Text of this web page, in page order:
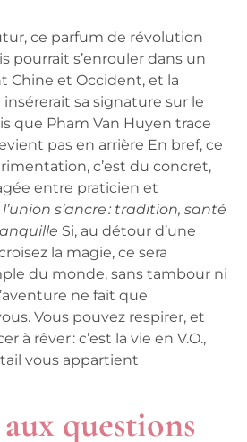
ce parfum de révolution
pourrait s’enrouler dans un
Chine et Occident, et la
sa signature sur le
que Pham Van Huyen trace
pas en arrière En bref, ce
c’est du concret,
entre praticien et
s’ancre : tradition, santé
Si, au détour d’une
la magie, ce sera
du monde, sans tambour ni
ne fait que
Vous pouvez respirer, et
à rêver : c’est la vie en V.O.,
vous appartient
questions